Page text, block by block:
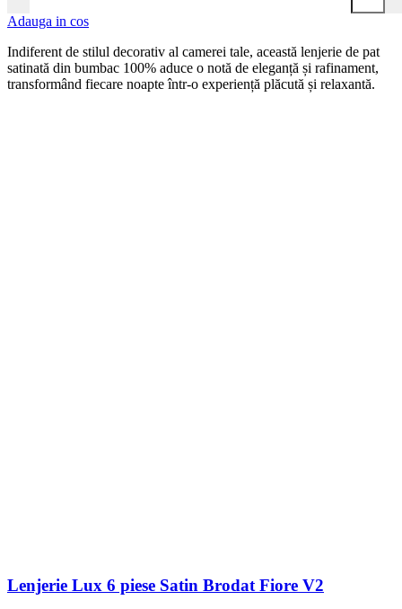
Adauga in cos
Indiferent de stilul decorativ al camerei tale, această lenjerie de pat
satinată din bumbac 100% aduce o notă de eleganță și rafinament,
transformând fiecare noapte într-o experiență plăcută și relaxantă.
Lenjerie Lux 6 piese Satin Brodat Fiore V2